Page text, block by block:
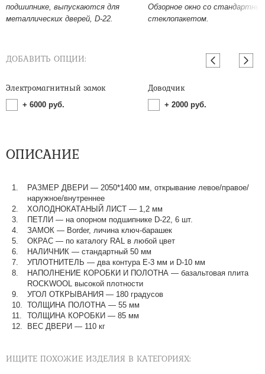
подшипнике, выпускаются для
металлических дверей, D-22.
Обзорное окно со
стеклопакетом.
ДОБАВИТЬ ОПЦИИ:
Электромагнитный замок
+ 6000 руб.
Доводчик
+ 2000 руб.
ОПИСАНИЕ
РАЗМЕР ДВЕРИ — 2050*1400 мм, открывание левое/правое/
наружное/внутреннее
ХОЛОДНОКАТАНЫЙ ЛИСТ — 1,2 мм
ПЕТЛИ — на опорном подшипнике D-22, 6 шт.
ЗАМОК — Border, личина ключ-барашек
ОКРАС — по каталогу RAL в любой цвет​​​​​​​
НАЛИЧНИК — стандартный 50 мм
УПЛОТНИТЕЛЬ — два контура Е-3 мм и D-10 мм
НАПОЛНЕНИЕ КОРОБКИ И ПОЛОТНА — базальтовая плита
ROCKWOOL высокой плотности
УГОЛ ОТКРЫВАНИЯ — 180 градусов
ТОЛЩИНА ПОЛОТНА — 55 мм
ТОЛЩИНА КОРОБКИ — 85 мм
ВЕС ДВЕРИ — 110 кг
ИЩИТЕ ПОХОЖИЕ ИЗДЕЛИЯ В КАТЕГОРИЯХ: